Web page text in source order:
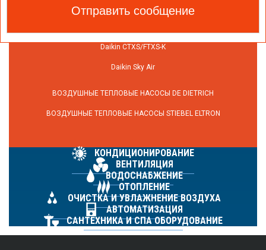
Daikin Emura II FTXG-L / RXG-L
Daikin CTXS/FTXS-K
Daikin Sky Air
ВОЗДУШНЫЕ ТЕПЛОВЫЕ НАСОСЫ DE DIETRICH
ВОЗДУШНЫЕ ТЕПЛОВЫЕ НАСОСЫ STIEBEL ELTRON
КОНДИЦИОНИРОВАНИЕ
ВЕНТИЛЯЦИЯ
ВОДОСНАБЖЕНИЕ
ОТОПЛЕНИЕ
ОЧИСТКА И УВЛАЖНЕНИЕ ВОЗДУХА
АВТОМАТИЗАЦИЯ
САНТЕХНИКА И СПА ОБОРУДОВАНИЕ